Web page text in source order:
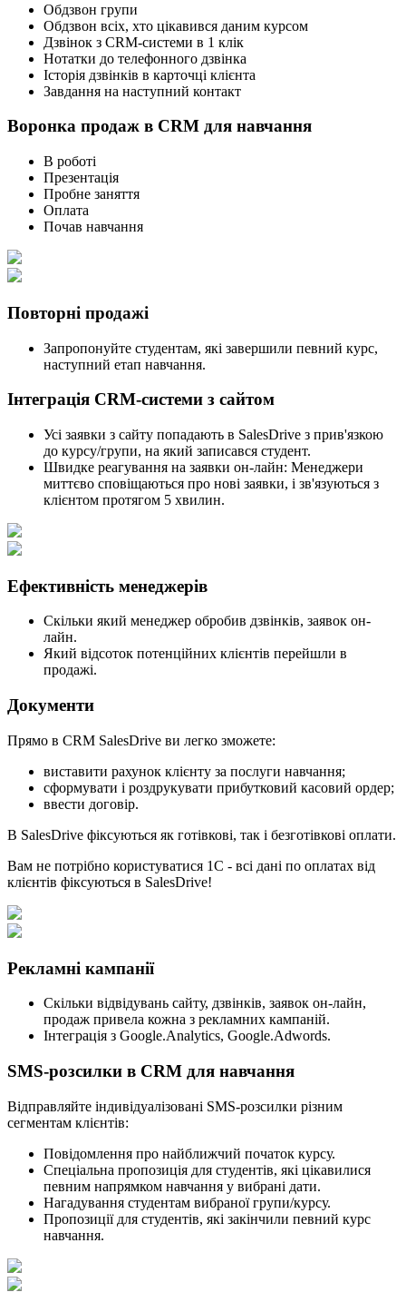
Обдзвон групи
Обдзвон всіх, хто цікавився даним курсом
Дзвінок з CRM-системи в 1 клік
Нотатки до телефонного дзвінка
Історія дзвінків в карточці клієнта
Завдання на наступний контакт
Воронка продаж в CRM для навчання
В роботі
Презентація
Пробне заняття
Оплата
Почав навчання
Повторні продажі
Запропонуйте студентам, які завершили певний курс,
наступний етап навчання.
Інтеграція CRM-системи з сайтом
Усі заявки з сайту попадають в SalesDrive з прив'язкою
до курсу/групи, на який записався студент.
Швидке реагування на заявки он-лайн: Менеджери
миттєво сповіщаються про нові заявки, і зв'язуються з
клієнтом протягом 5 хвилин.
Ефективність менеджерів
Скільки який менеджер обробив дзвінків, заявок он-
лайн.
Який відсоток потенційних клієнтів перейшли в
продажі.
Документи
Прямо в CRM SalesDrive ви легко зможете:
виставити рахунок клієнту за послуги навчання;
сформувати і роздрукувати прибутковий касовий ордер;
ввести договір.
В SalesDrive фіксуються як готівкові, так і безготівкові оплати.
Вам не потрібно користуватися 1С - всі дані по оплатах від
клієнтів фіксуються в SalesDrive!
Рекламні кампанії
Скільки відвідувань сайту, дзвінків, заявок он-лайн,
продаж привела кожна з рекламних кампаній.
Інтеграція з Google.Analytics, Google.Adwords.
SMS-розсилки в CRM для навчання
Відправляйте індивідуалізовані SMS-розсилки різним
сегментам клієнтів:
Повідомлення про найближчий початок курсу.
Спеціальна пропозиція для студентів, які цікавилися
певним напрямком навчання у вибрані дати.
Нагадування студентам вибраної групи/курсу.
Пропозиції для студентів, які закінчили певний курс
навчання.